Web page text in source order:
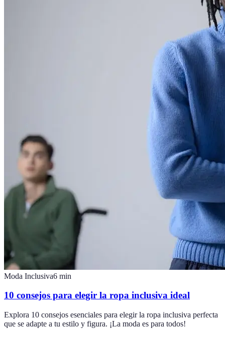
Moda Inclusiva6 min
10 consejos para elegir la ropa inclusiva ideal
Explora 10 consejos esenciales para elegir la ropa inclusiva perfecta
que se adapte a tu estilo y figura. ¡La moda es para todos!